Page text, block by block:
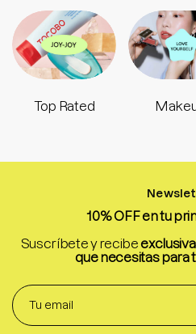
Top Rated
10% OFF en tu
Suscríbete y recibe
que necesitas para